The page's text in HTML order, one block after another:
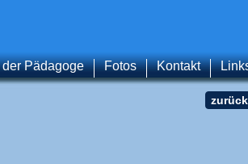
der Pädagoge Fotos Kontakt
zurück